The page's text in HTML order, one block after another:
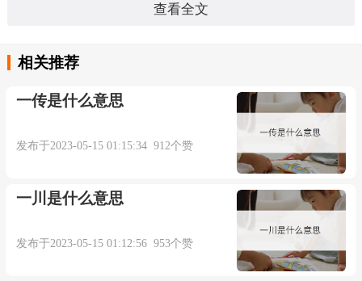
山，不知天之高也；不临深谿，不知地之厚也。”
天高地厚造句：
门生受恩师三番知遇，今日小小效劳，止可少
答科举而已，天高地厚，未酬万一。（明·冯梦龙
本内容部分来源于网络，谨供免费学习使用，如有侵权，可
以通过邮箱juexin@juexinw.com联系我们删除！
查看全文
相关推荐
一传是什么意思
发布于2023-05-15 01:15:34 912个赞
一川是什么意思
发布于2023-05-15 01:12:56 953个赞